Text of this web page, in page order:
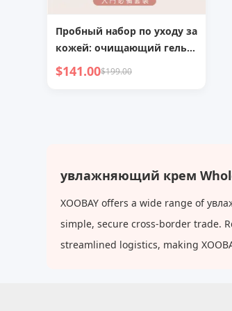
Пробный набор по уходу за
кожей: очищающий гель с
гамамелисом,
восстанавливающая
$141.00$199.00
увлажняющий крем
XOOBAY offers a wide range of
simple, secure cross-border trade.
streamlined logistics, making